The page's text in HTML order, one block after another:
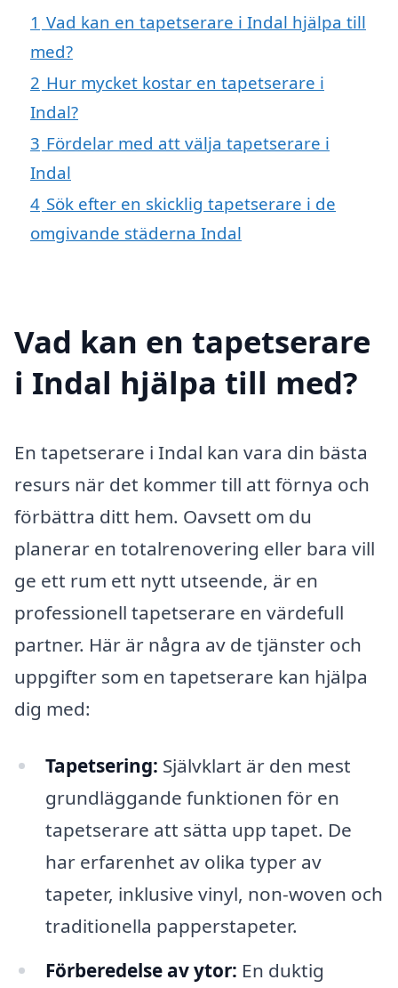
1 Vad kan en tapetserare i Indal hjälpa till
med?
2 Hur mycket kostar en tapetserare i
Indal?
3 Fördelar med att välja tapetserare i
Indal
4 Sök efter en skicklig tapetserare i de
omgivande städerna Indal
Vad kan en tapetserare
i Indal hjälpa till med?
En tapetserare i Indal kan vara din bästa
resurs när det kommer till att förnya och
förbättra ditt hem. Oavsett om du
planerar en totalrenovering eller bara vill
ge ett rum ett nytt utseende, är en
professionell tapetserare en värdefull
partner. Här är några av de tjänster och
uppgifter som en tapetserare kan hjälpa
dig med:
Tapetsering: Självklart är den mest
grundläggande funktionen för en
tapetserare att sätta upp tapet. De
har erfarenhet av olika typer av
tapeter, inklusive vinyl, non-woven och
traditionella papperstapeter.
Förberedelse av ytor: En duktig